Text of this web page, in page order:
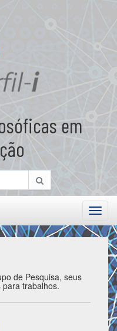
em
de Pesquisa, seus
trabalhos.